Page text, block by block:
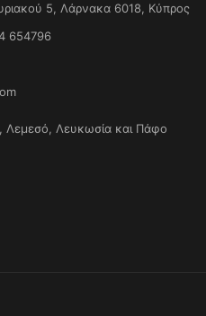
5, Λάρνακα 6018, Κύπρος
654796
Λεμεσό, Λευκωσία και Πάφο